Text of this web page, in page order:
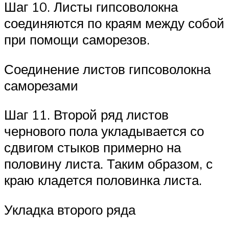
Шаг 10. Листы гипсоволокна
соединяются по краям между собой
при помощи саморезов.
Соединение листов гипсоволокна
саморезами
Шаг 11. Второй ряд листов
чернового пола укладывается со
сдвигом стыков примерно на
половину листа. Таким образом, с
краю кладется половинка листа.
Укладка второго ряда